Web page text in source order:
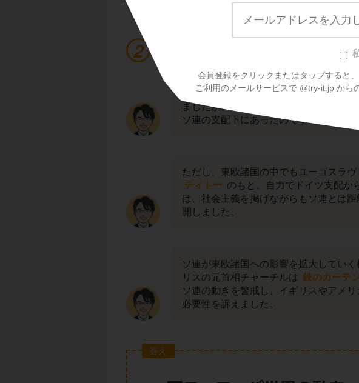
会員登録をクリックまたはタップすると、
ご利用のメールサービスで @try-it.jp から
東ヨーロッパ世界には大きな変化が
戦後、ポーランドやルーマニアなどの国
ましたが、各国はやがてソ連の「衛星国
ソ連の支配下にあったのです。
ただし、東欧諸国の中でもユーゴスラ
ティトー のもと、自力でドイツ支配か
は、社会主義を掲げながらもソ連とは
開しました。
ソ連が東欧諸国への影響を拡大してい
リスの元首相チャーチルは 鉄のカーテ
ソ連の動きを警戒し、イギリスやアメ
必要性を訴えました。
答え